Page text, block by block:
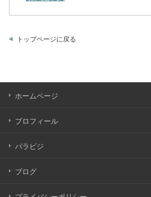
トップページに戻る
ホームページ
プロフィール
パラビジ
ブログ